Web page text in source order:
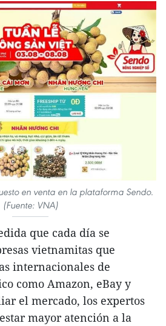
en venta en la plataforma Sendo.
(Fuente: VNA)
que cada día se
vietnamitas que
internacionales de
como Amazon, eBay y
el mercado, los expertos
mayor atención a la